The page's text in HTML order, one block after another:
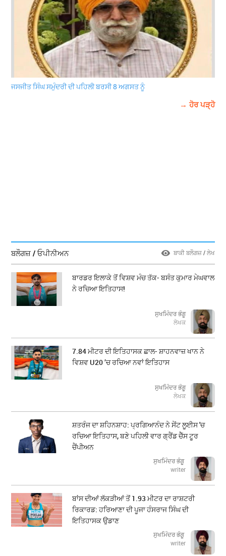
ਜਸਜੀਤ ਸਿੰਘ ਸਮੁੰਦਰੀ ਦੀ ਪਹਿਲੀ ਬਰਸੀ 8 ਅਗਸਤ ਨੂੰ
→ ਹੋਰ ਪੜ੍ਹੋ
ਬਲੌਗਜ਼ / ਓਪੀਨੀਅਨ ਬਾਕੀ ਬਲੌਗਜ਼ / ਲੇਖ
ਬਾਰਡਰ ਇਲਾਕੇ ਤੋਂ ਵਿਸ਼ਵ ਮੰਚ ਤੱਕ- ਬਸੰਤ ਕੁਮਾਰ ਮੇਘਵਾਲ
ਨੇ ਰਚਿਆ ਇਤਿਹਾਸ!
ਸੁਖਮਿੰਦਰ ਭੰਗੂ
ਲੇਖਕ
7.84 ਮੀਟਰ ਦੀ ਇਤਿਹਾਸਕ ਛਾਲ- ਸ਼ਾਹਨਵਾਜ਼ ਖਾਨ ਨੇ
ਵਿਸ਼ਵ U20 ’ਚ ਰਚਿਆ ਨਵਾਂ ਇਤਿਹਾਸ
ਸੁਖਮਿੰਦਰ ਭੰਗੂ
ਲੇਖਕ
ਸ਼ਤਰੰਜ ਦਾ ਸ਼ਹਿਨਸ਼ਾਹ: ਪ੍ਰਗਿਆਨੰਦ ਨੇ ਸੇਂਟ ਲੂਈਸ 'ਚ
ਰਚਿਆ ਇਤਿਹਾਸ, ਬਣੇ ਪਹਿਲੀ ਵਾਰ ਗ੍ਰੈਂਡ ਚੈੱਸ ਟੂਰ
ਚੈਂਪੀਅਨ
ਸੁਖਮਿੰਦਰ ਭੰਗੂ
writer
ਬਾਂਸ ਦੀਆਂ ਲੱਕੜੀਆਂ ਤੋਂ 1.93 ਮੀਟਰ ਦਾ ਰਾਸ਼ਟਰੀ
ਰਿਕਾਰਡ: ਹਰਿਆਣਾ ਦੀ ਪੂਜਾ ਹੰਸਰਾਜ ਸਿੰਘ ਦੀ
ਇਤਿਹਾਸਕ ਉਡਾਣ
ਸੁਖਮਿੰਦਰ ਭੰਗੂ
writer